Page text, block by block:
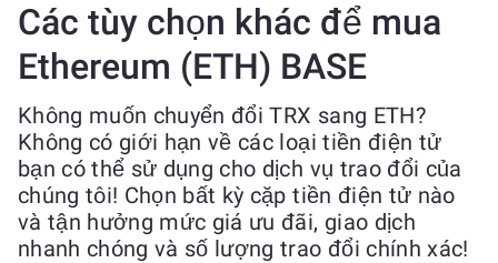
Các tùy chọn khác để mua
Ethereum (ETH) BASE
Không muốn chuyển đổi TRX sang ETH?
Không có giới hạn về các loại tiền điện tử
bạn có thể sử dụng cho dịch vụ trao đổi của
chúng tôi! Chọn bất kỳ cặp tiền điện tử nào
và tận hưởng mức giá ưu đãi, giao dịch
nhanh chóng và số lượng trao đổi chính xác!